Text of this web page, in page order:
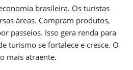
brasileira. Os turistas
áreas. Compram produtos,
passeios. Isso gera renda para
turismo se fortalece e cresce. O
mais atraente.